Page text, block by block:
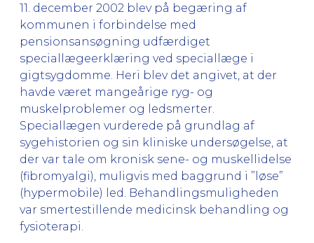
11. december 2002 blev på begæring af
kommunen i forbindelse med
pensionsansøgning udfærdiget
speciallægeerklæring ved speciallæge i
gigtsygdomme. Heri blev det angivet, at der
havde været mangeårige ryg- og
muskelproblemer og ledsmerter.
Speciallægen vurderede på grundlag af
sygehistorien og sin kliniske undersøgelse, at
der var tale om kronisk sene- og muskellidelse
(fibromyalgi), muligvis med baggrund i ”løse”
(hypermobile) led. Behandlingsmuligheden
var smertestillende medicinsk behandling og
fysioterapi.